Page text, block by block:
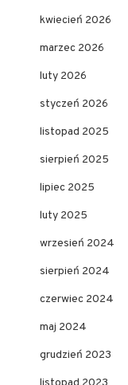
kwiecień 2026
marzec 2026
luty 2026
styczeń 2026
listopad 2025
sierpień 2025
lipiec 2025
luty 2025
wrzesień 2024
sierpień 2024
czerwiec 2024
maj 2024
grudzień 2023